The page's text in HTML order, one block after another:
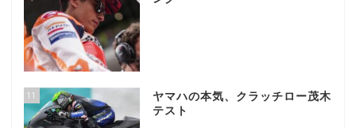
11
ヤマハの本気、クラッチロー茂木
テスト